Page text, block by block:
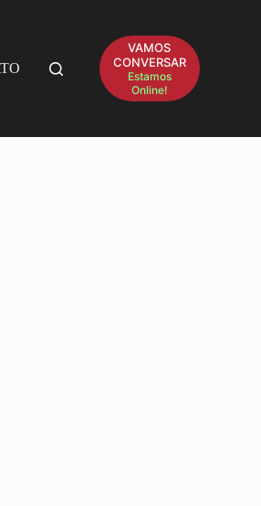
VAMOS
CONVERSAR
Estamos
Online!